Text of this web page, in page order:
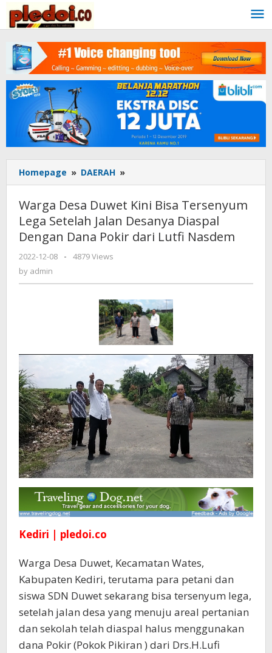
content
Homepage » DAERAH »
Desa
Kini
Bisa
Tersenyum
Desanya
Diaspal
Dengan
Dana
Pokir
Lutfi
Nasdem
Warga Desa Duwet Kini Bisa Tersenyum
Lega Setelah Jalan Desanya Diaspal
Dengan Dana Pokir dari Lutfi Nasdem
2022-12-08
by
-
4879 Views
by admin
Kediri | pledoi.co
Warga Desa Duwet, Kecamatan Wates,
Kabupaten Kediri, terutama para petani dan
siswa SDN Duwet sekarang bisa tersenyum lega,
setelah jalan desa yang menuju areal pertanian
dan sekolah telah diaspal halus menggunakan
dana Pokir (Pokok Pikiran ) dari Drs.H.Lufi